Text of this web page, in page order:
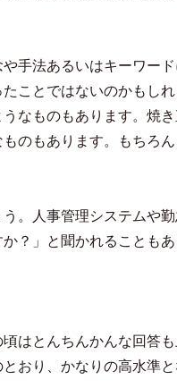
手法あるいはキーワー
ことではないのかもし
なものもあります。焼
のもあります。もちろ
。人事管理システムや
？」と聞かれることも
はとんちんかんな回答
おり、かなりの高水準